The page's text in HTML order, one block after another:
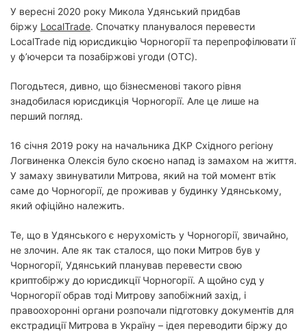
У вересні 2020 року Микола Удянський придбав
біржу LocalTrade. Спочатку планувалося перевести
LocalTrade під юрисдикцію Чорногорії та перепрофілювати її
у ф’ючерси та позабіржові угоди (OTC).
Погодьтеся, дивно, що бізнесменові такого рівня
знадобилася юрисдикція Чорногорії. Але це лише на
перший погляд.
16 січня 2019 року на начальника ДКР Східного регіону
Логвиненка Олексія було скоєно напад із замахом на життя.
У замаху звинуватили Митрова, який на той момент втік
саме до Чорногорії, де проживав у будинку Удянському,
який офіційно належить.
Те, що в Удянського є нерухомість у Чорногорії, звичайно,
не злочин. Але як так сталося, що поки Митров був у
Чорногорії, Удянський планував перевести свою
криптобіржу до юрисдикції Чорногорії. А щойно суд у
Чорногорії обрав тоді Митрову запобіжний захід, і
правоохоронні органи розпочали підготовку документів для
екстрадиції Митрова в Україну – ідея переводити біржу до